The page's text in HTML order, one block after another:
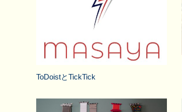
ToDoistとTickTick